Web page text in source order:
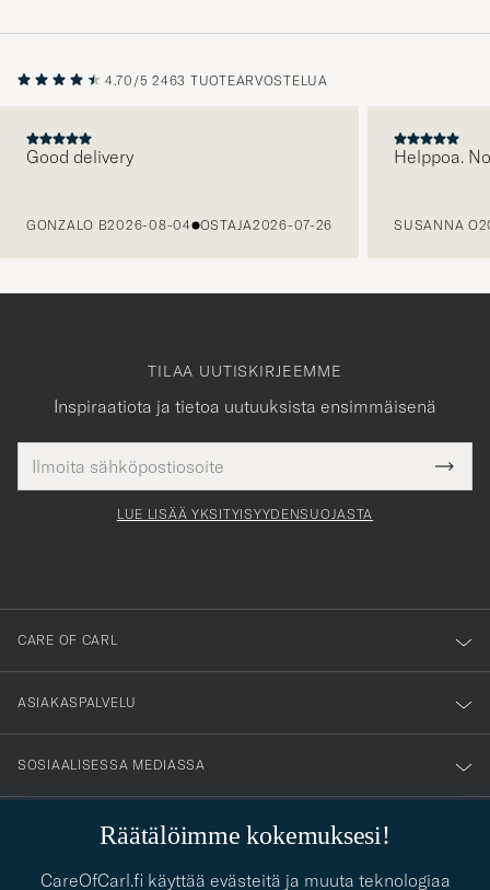
4.70/5 2463 TUOTEARVOSTELUA
Good delivery
GONZALO B2026-08-04 OSTAJA2026-07-26
Helppoa.
SUSANNA O
Räätälöimme kokemuksesi!
CareOfCarl.fi käyttää evästeitä ja muuta teknologiaa
TILAA UUTISKIRJEEMME
Inspiraatiota ja tietoa uutuuksista ensimmäisenä
tieto
Tack
för
dig
till
vårt
nyhetsbrev!
LUE LISÄÄ YKSITYISYYDENSUOJASTA
CARE OF CARL
ASIAKASPALVELU
SOSIAALISESSA MEDIASSA
YHTEYSTIEDOT